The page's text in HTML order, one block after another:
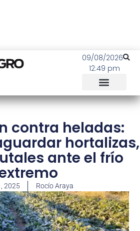
09/08/2026
12:49 pm
contra heladas:
hortalizas,
ante el frío
2025 Rocío Araya